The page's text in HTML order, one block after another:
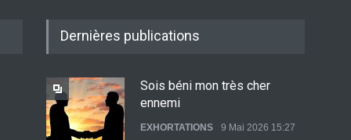
Dernières publications
Sois béni mon très cher
ennemi
EXHORTATIONS 9 Mai 2026 15:27